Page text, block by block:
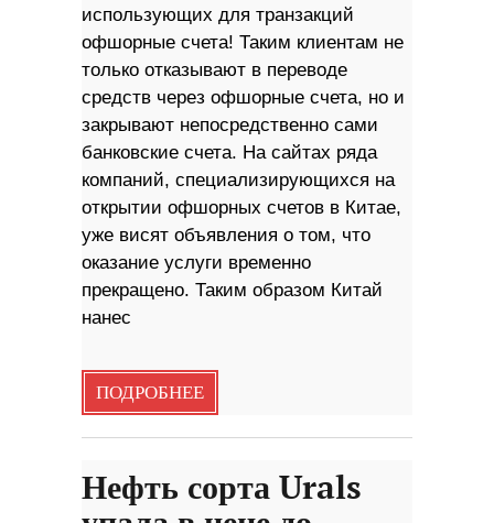
использующих для транзакций
офшорные счета! Таким клиентам не
только отказывают в переводе
средств через офшорные счета, но и
закрывают непосредственно сами
банковские счета. На сайтах ряда
компаний, специализирующихся на
открытии офшорных счетов в Китае,
уже висят объявления о том, что
оказание услуги временно
прекращено. Таким образом Китай
нанес
ПОДРОБНЕЕ
Нефть сорта Urals